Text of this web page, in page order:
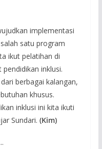
implementasi
satu program
ikut pelatihan di
inklusi.
berbagai kalangan,
khusus.
inklusi ini kita ikuti
Sundari. (Kim)